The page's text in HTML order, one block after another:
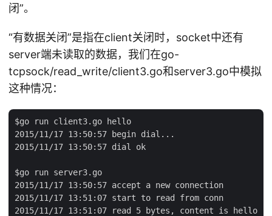
闭”。
“有数据关闭”是指在client关闭时，socket中还有
server端未读取的数据，我们在go-
tcpsock/read_write/client3.go和server3.go中模拟
这种情况：
$go run client3.go hello
2015/11/17 13:50:57 begin dial...
2015/11/17 13:50:57 dial ok
$go run server3.go
2015/11/17 13:50:57 accept a new connection
2015/11/17 13:51:07 start to read from conn
2015/11/17 13:51:07 read 5 bytes, content is hello